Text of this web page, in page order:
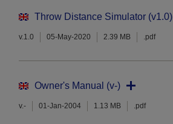
Throw Distance Simulator (v1.0)
v.1.0 05-May-2020 2.39 MB .pdf
Owner's Manual (v-)
v.- 01-Jan-2004 1.13 MB .pdf